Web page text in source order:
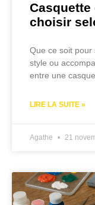
Casquette
choisir
Que ce soit pour
style ou
entre une
LIRE LA SUITE »
Agathe 21